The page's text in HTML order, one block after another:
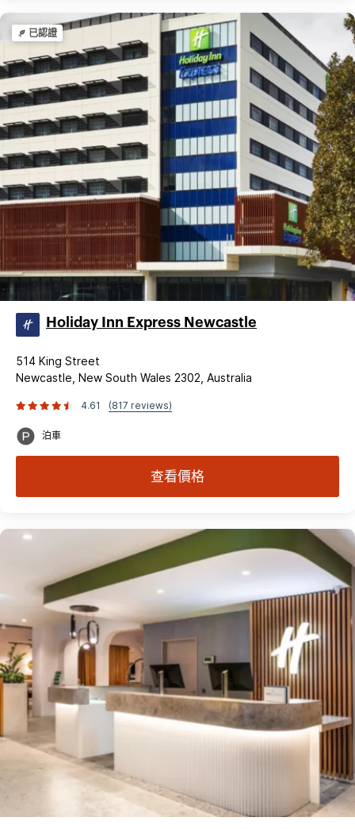
已認證
Holiday Inn Express Newcastle
514 King Street
Newcastle, New South Wales 2302, Australia
4.61 (817 reviews)
泊車
查看價格